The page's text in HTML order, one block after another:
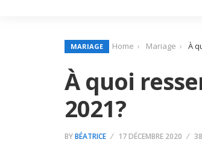
MARIAGE Home Mariage À
À quoi
2021?
BYBÉATRICE 17 DÉCEMBRE 2020